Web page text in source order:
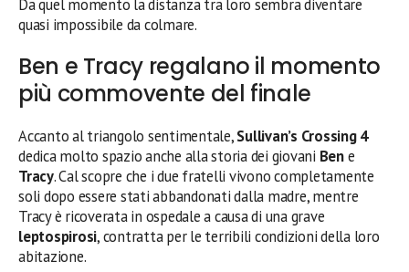
Da quel momento la distanza tra loro sembra diventare
quasi impossibile da colmare.
Ben e Tracy regalano il momento
più commovente del finale
Accanto al triangolo sentimentale,Sullivan’s Crossing 4
dedica molto spazio anche alla storia dei giovani Bene
Tracy. Cal scopre che i due fratelli vivono completamente
soli dopo essere stati abbandonati dalla madre, mentre
Tracy è ricoverata in ospedale a causa di una grave
leptospirosi, contratta per le terribili condizioni della loro
abitazione.